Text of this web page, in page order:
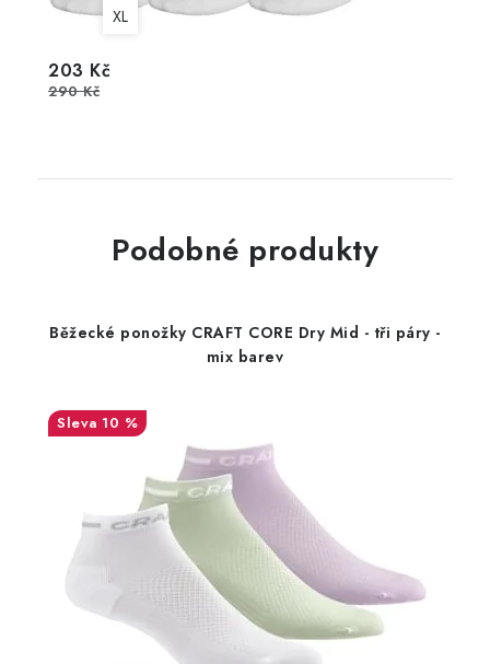
XL
203 Kč
290 Kč
Podobné produkty
Běžecké ponožky CRAFT CORE Dry Mid - tři páry -
mix barev
10 %